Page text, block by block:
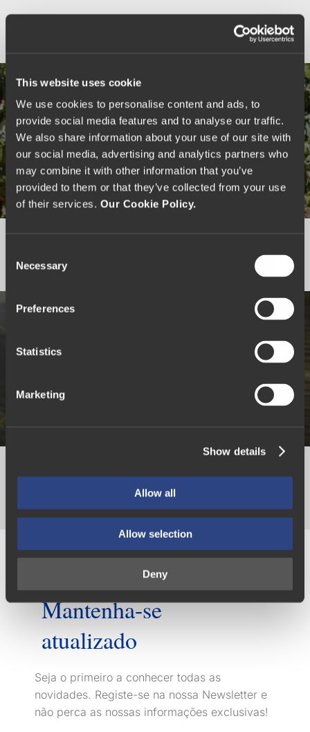
This website uses cookie
We use cookies to personalise content and ads, to
provide social media features and to analyse our traffic.
We also share information about your use of our site with
our social media, advertising and analytics partners who
may combine it with other information that you’ve
provided to them or that they’ve collected from your use
of their services. Our Cookie Policy.
Necessary
Preferences
Statistics
Marketing
Show details
Allow all
Allow selection
Deny
Passeios Pedestres
Visitas a Locais de Interesse
Mantenha-se
atualizado
Seja o primeiro a conhecer todas as
novidades. Registe-se na nossa Newsletter e
não perca as nossas informações exclusivas!